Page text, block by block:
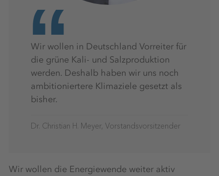
Wir wollen in Deutschland Vorreiter für
die grüne Kali- und Salzproduktion
werden. Deshalb haben wir uns noch
ambitioniertere Klimaziele gesetzt als
bisher.
Dr. Christian H. Meyer, Vorstandsvorsitzender
Wir wollen die Energiewende weiter aktiv